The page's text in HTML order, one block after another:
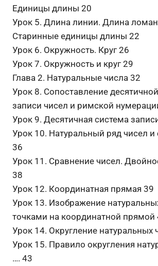
Единицы длины 20
Урок 5. Длина линии. Длина
Старинные единицы длины 22
Урок 6. Окружность. Круг 26
Урок 7. Окружность и круг 29
Глава 2. Натуральные числа 32
Урок 8. Сопоставление
записи чисел и римской
Урок 9. Десятичная система
Урок 10. Натуральный ряд чисел и
36
Урок 11. Сравнение чисел.
38
Урок 12. Координатная прямая 39
Урок 13. Изображение
точками на координатной прямой
Урок 14. Округление натуральных
Урок 15. Правило округления
…. 43